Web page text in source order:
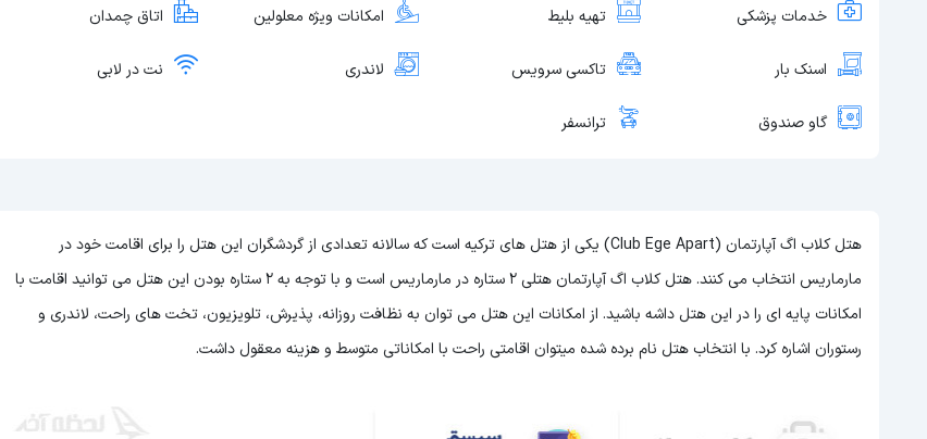
خدمات پزشکی تهیه بلیط امکانات ویژه معلولین اتاق چمدان
اسنک بار تاکسی سرویس لاندری نت در لابی
گاو صندوق ترانسفر
هتل کلاب اگ آپارتمان (Club Ege Apart) یکی از هتل های ترکیه است که سالانه تعدادی از گردشگران این هتل را برای اقامت خود در
مارماریس انتخاب می کنند. هتل کلاب اگ آپارتمان هتلی 2 ستاره در مارماریس است و با توجه به 2 ستاره بودن این هتل
می توانید اقامت با
امکانات پایه ای را در این هتل داشه باشید. از امکانات این هتل می توان به نظافت روزانه، پذیرش، تلویزیون، تخت های راحت، لاندری و
رستوران اشاره کرد. با انتخاب هتل نام برده شده میتوان اقامتی راحت با امکاناتی متوسط و هزینه معقول داشت.